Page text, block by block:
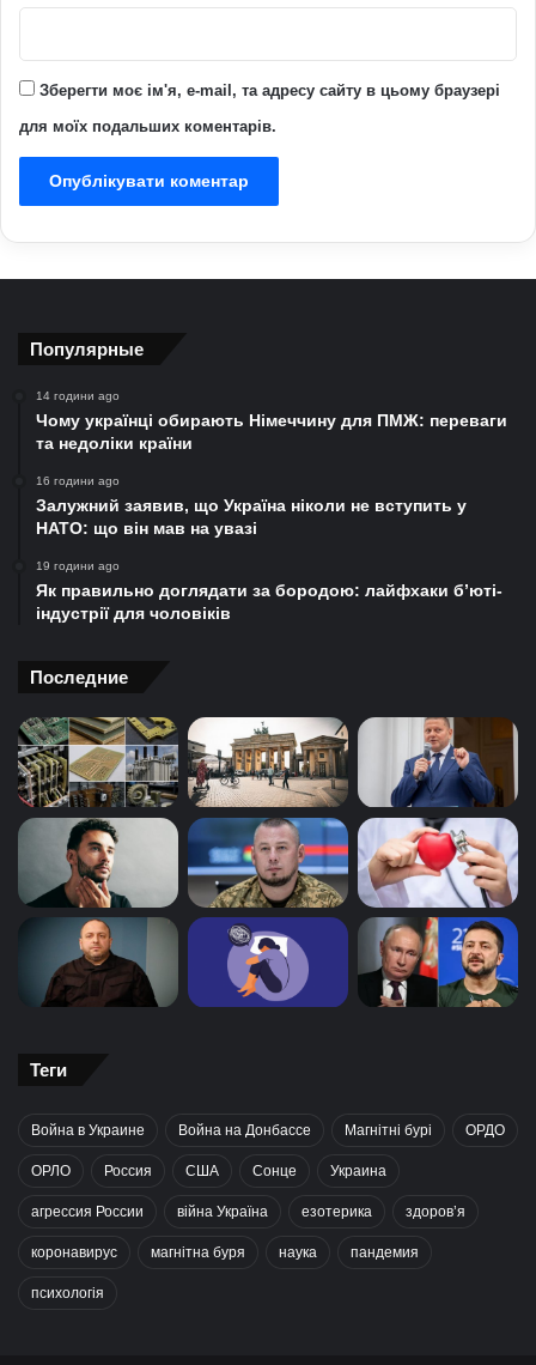
Зберегти моє ім'я, e-mail, та адресу сайту в цьому браузері
для моїх подальших коментарів.
Популярные
14 години ago
Чому українці обирають Німеччину для ПМЖ: переваги
та недоліки країни
16 години ago
Залужний заявив, що Україна ніколи не вступить у
НАТО: що він мав на увазі
19 години ago
Як правильно доглядати за бородою: лайфхаки б’юті-
індустрії для чоловіків
Последние
Теги
Война в Украине Война на Донбассе Магнітні бурі ОРДО
ОРЛО Россия США Сонце Украина
агрессия России війна Україна езотерика здоров’я
коронавирус магнітна буря наука пандемия
психологія